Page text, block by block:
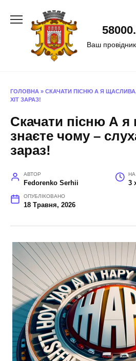
Ваш провідник
ГОЛОВНА » СКАЧАТИ ПІСНЮ А Я
ХІТ ЗАРАЗ!
Скачати пісню А
знаєте чому –
зараз!
АВТОР
Fedorenko Serhii 3
ОПУБЛІКОВАНО
18 Травня, 2026